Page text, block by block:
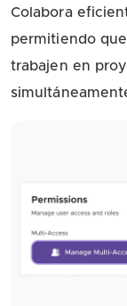
Colabora
permitiendo
trabajen en